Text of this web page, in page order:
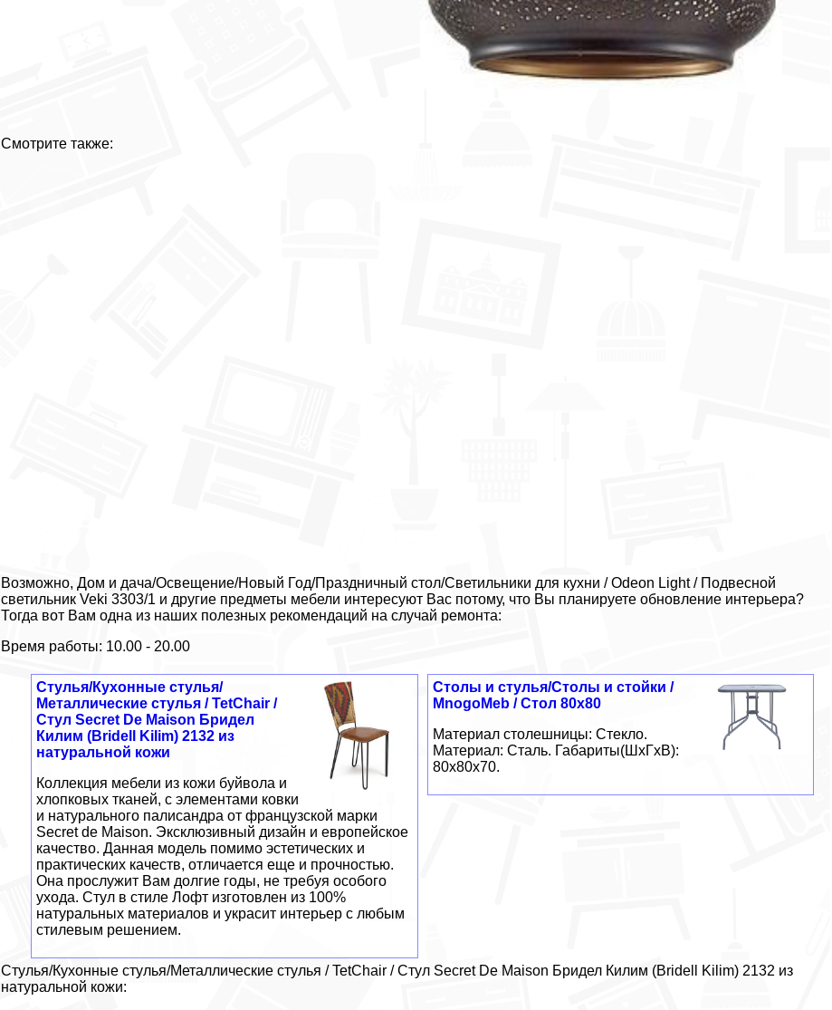
Смотрите также:
Возможно, Дом и дача/Освещение/Новый Год/Праздничный стол/Светильники для кухни / Odeon Light / Подвесной
светильник Veki 3303/1 и другие предметы мебели интересуют Вас потому, что Вы планируете обновление интерьера?
Тогда вот Вам одна из наших полезных рекомендаций на случай ремонта:
Время работы: 10.00 - 20.00
Столы и стулья/Столы и стойки /
MnogoMeb / Стол 80х80
Материал столешницы: Стекло.
Материал: Сталь. Габариты(ШxГxВ):
80x80x70.
Стулья/Кухонные стулья/
Металлические стулья / TetChair /
Стул Secret De Maison Бридел
Килим (Bridell Kilim) 2132 из
натуральной кожи
Коллекция мебели из кожи буйвола и
хлопковых тканей, с элементами ковки
и натурального палисандра от французской марки
Secret de Maison. Эксклюзивный дизайн и европейское
качество. Данная модель помимо эстетических и
практических качеств, отличается еще и прочностью.
Она прослужит Вам долгие годы, не требуя особого
ухода. Стул в стиле Лофт изготовлен из 100%
натуральных материалов и украсит интерьер с любым
стилевым решением.
Стулья/Кухонные стулья/Металлические стулья / TetChair / Стул Secret De Maison Бридел Килим (Bridell Kilim) 2132 из
натуральной кожи: